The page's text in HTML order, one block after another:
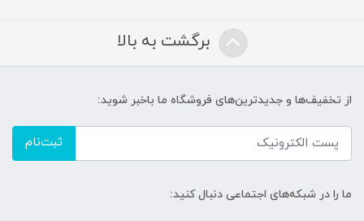
برگشت به بالا
از تخفیف‌ها و جدیدترین‌های فروشگاه ما باخبر شوید:
ثبت‌نام
ما را در شبکه‌های اجتماعی دنبال کنید: